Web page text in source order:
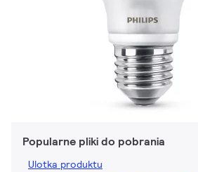
Popularne pliki do pobrania
Ulotka produktu